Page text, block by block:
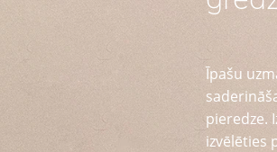
Īpašu
pieredze.
izvēlēties